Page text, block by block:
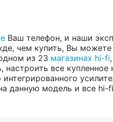
Ваш телефон, и наши
чем купить, Вы
из 23 магазинах hi-fi
все
данную модель и все hi-